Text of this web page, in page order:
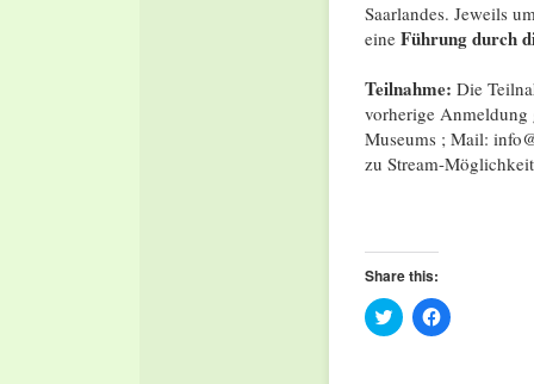
Saarlandes. Jeweils
eine Führung durch
Teilnahme: Die
vorherige Anmeldung
Museums ; Mail:
zu Stream-
Share this:
Click
to
Click
to